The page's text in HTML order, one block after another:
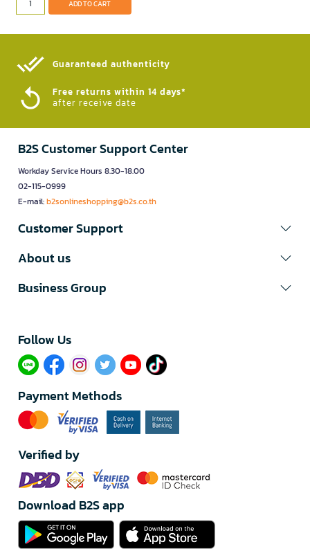
ADD TO CART
Guaranteed authenticity​
Free returns within 14 days*
after receive date
B2S Customer Support Center
Workday Service Hours 8.30-18.00
02-115-0999
E-mail:b2sonlineshopping@b2s.co.th
Customer Support
About us
Business Group
Follow Us​
Payment Methods
Verified by
Download B2S app